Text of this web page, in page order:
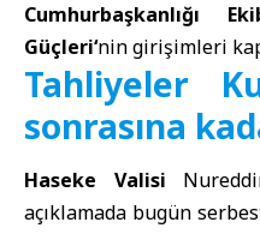
Cumhurbaşkanlığı
Güçleri‘nin girişimleri
Tahliyeler
sonrasına
Haseke Valisi
açıklamada bugün